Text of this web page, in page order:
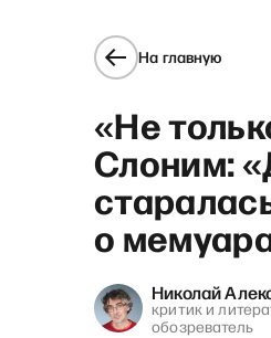
На главную
«Не
Слоним:
о
Николай
критик и
обозреватель
«И